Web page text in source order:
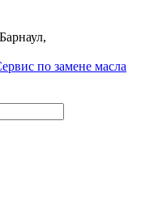
по замене масла